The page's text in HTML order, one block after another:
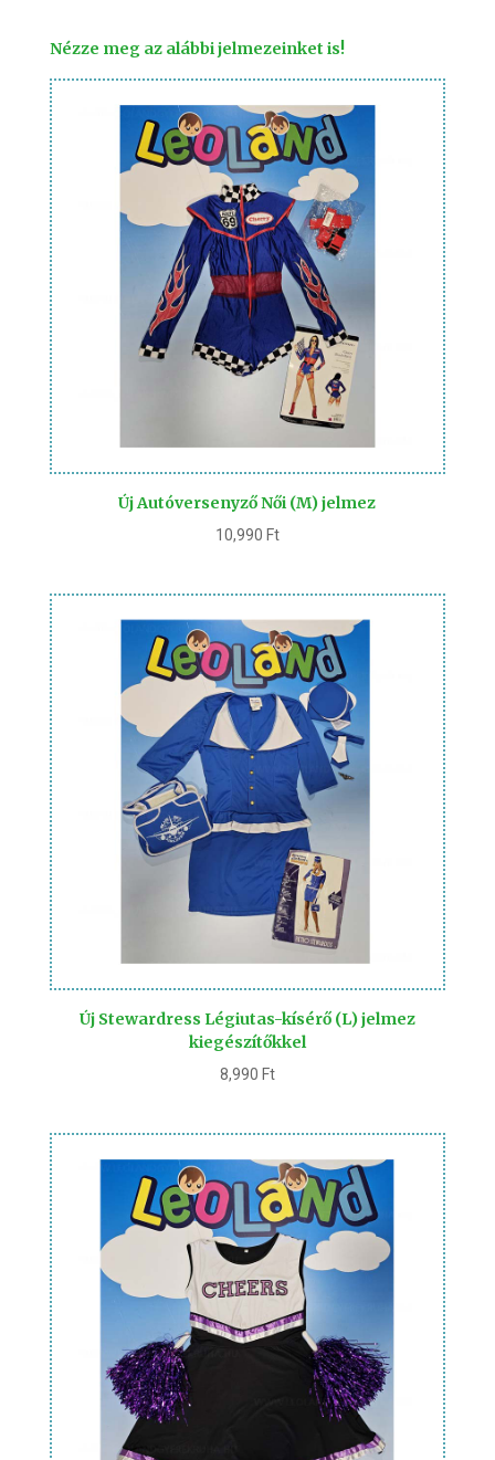
Nézze meg az alábbi jelmezeinket is!
Új Autóversenyző Női (M) jelmez
10,990 Ft
Új Stewardress Légiutas-kísérő (L) jelmez
kiegészítőkkel
8,990 Ft